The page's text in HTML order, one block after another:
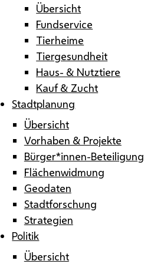
Übersicht
Fundservice
Tierheime
Tiergesundheit
Haus- & Nutztiere
Kauf & Zucht
Stadtplanung
Übersicht
Vorhaben & Projekte
Bürger*innen-Beteiligung
Flächenwidmung
Geodaten
Stadtforschung
Strategien
Politik
Übersicht